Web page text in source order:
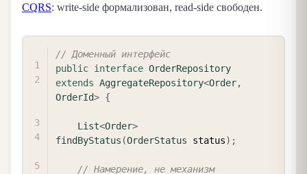
CQRS: write-side формализован, read-side свободен.
// Доменный интерфейс
public interface OrderRepository
extends AggregateRepository<Order,
OrderId> {
List<Order>
findByStatus (OrderStatus status) ;
// Намерение, не механизм